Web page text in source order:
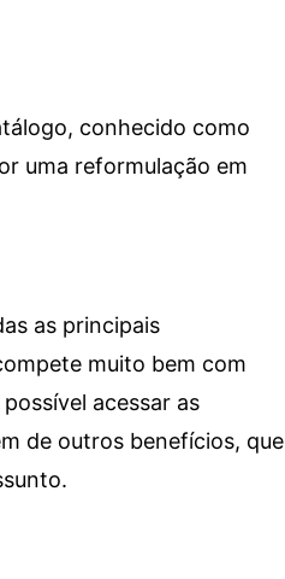
conhecido como
uma reformulação em
as principais
muito bem com
acessar as
de outros benefícios, que